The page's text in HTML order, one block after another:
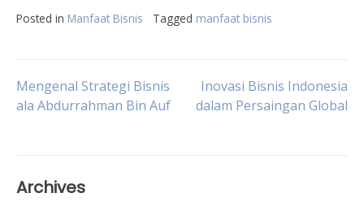
Posted in Manfaat Bisnis Tagged manfaat bisnis
Post
Mengenal Strategi Bisnis
ala Abdurrahman Bin Auf
Inovasi Bisnis Indonesia
dalam Persaingan Global
Archives